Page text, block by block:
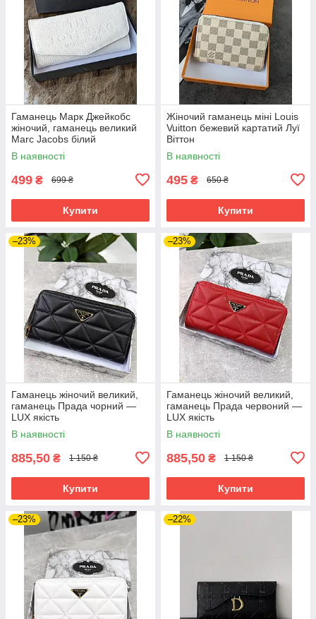
Гаманець Марк Джейкобс
жіночий, гаманець великий
Marc Jacobs білий
В наявності
499 ₴ 699 ₴
Купити
Жіночий гаманець міні Louis
Vuitton бежевий картатий Луї
Віттон
В наявності
495 ₴ 650 ₴
Купити
–23%
Гаманець жіночий великий,
гаманець Прада чорний —
LUX якість
В наявності
885,50 ₴ 1 150 ₴
Купити
–23%
Гаманець жіночий великий,
гаманець Прада червоний —
LUX якість
В наявності
885,50 ₴ 1 150 ₴
Купити
–23% –22%